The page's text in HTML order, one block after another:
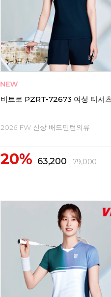
비트로 RT-62663 남성 티셔츠
2026 FW 신상 배드민턴의류
20% 63,200 79,000